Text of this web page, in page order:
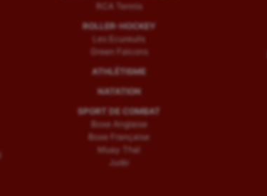
RCA Tennis
ROLLER-HOCKEY
Les Ecureuils
Green Falcons
ATHLÉTISME
NATATION
SPORT DE COMBAT
Boxe Anglaise
Boxe Française
Muay Thaï
Judo